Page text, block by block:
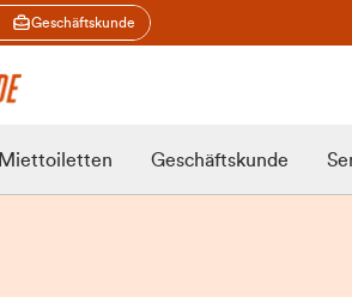
Geschäftskunde
Miettoiletten Geschäftskunde